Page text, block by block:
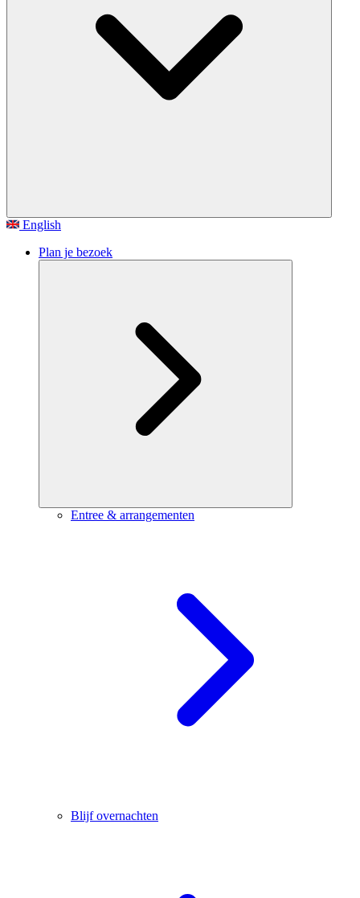
English
Plan je bezoek
Entree & arrangementen
Blijf overnachten